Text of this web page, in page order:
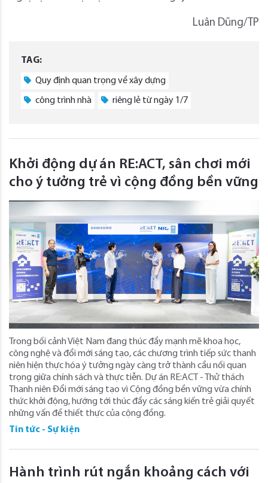
Luân Dũng/TP
TAG:
Quy định quan trọng về xây dựng
công trình nhà riêng lẻ từ ngày 1/7
Khởi động dự án RE:ACT, sân chơi mới
cho ý tưởng trẻ vì cộng đồng bền vững
Trong bối cảnh Việt Nam đang thúc đẩy mạnh mẽ khoa học,
công nghệ và đổi mới sáng tạo, các chương trình tiếp sức thanh
niên hiện thực hóa ý tưởng ngày càng trở thành cầu nối quan
trọng giữa chính sách và thực tiễn. Dự án RE:ACT - Thử thách
Thanh niên Đổi mới sáng tạo vì Cộng đồng bền vững vừa chính
thức khởi động, hướng tới thúc đẩy các sáng kiến trẻ giải quyết
những vấn đề thiết thực của cộng đồng.
Tin tức - Sự kiện
Hành trình rút ngắn khoảng cách với